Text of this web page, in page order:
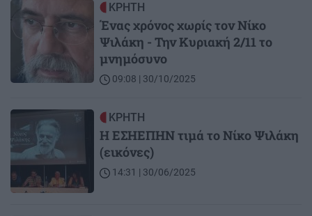
Image ΚΡΗΤΗ
Ένας χρόνος χωρίς τον Νίκο
Ψιλάκη - Την Κυριακή 2/11 το
μνημόσυνο
09:08 | 30/10/2025
ΚΡΗΤΗ
Η ΕΣΗΕΠΗΝ τιμά το Νίκο Ψιλάκη
(εικόνες)
14:31 | 30/06/2025